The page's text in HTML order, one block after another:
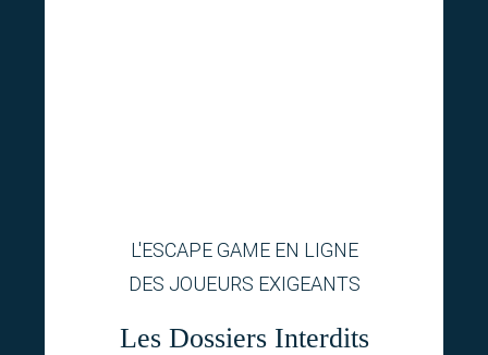
L'ESCAPE GAME EN LIGNE
DES JOUEURS EXIGEANTS
Les Dossiers Interdits